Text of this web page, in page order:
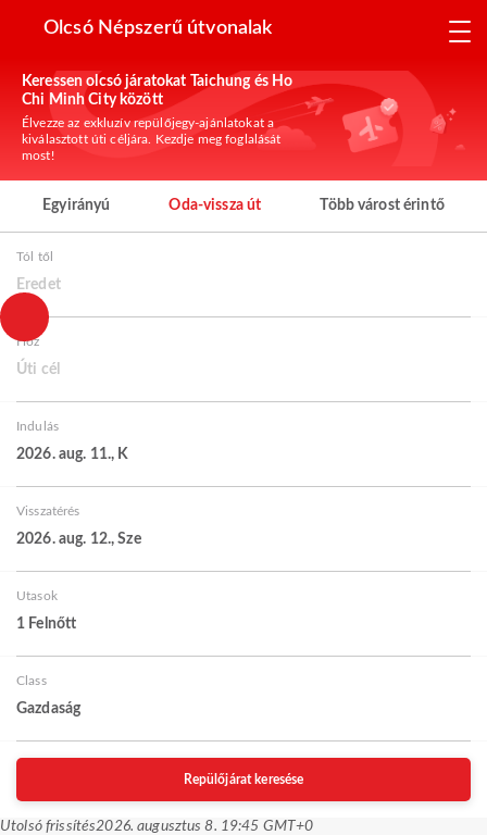
Olcsó Népszerű útvonalak
Keressen olcsó járatokat Taichung és Ho
Chi Minh City között
Élvezze az exkluzív repülőjegy-ajánlatokat a
kiválasztott úti céljára. Kezdje meg foglalását
most!
Egyirányú Oda-vissza út Több várost érintő
Tól től
Eredet
Hoz
Úti cél
Indulás
2026. aug. 11., K
Visszatérés
2026. aug. 12., Sze
Utasok
1 Felnőtt
Class
Gazdaság
Repülőjárat keresése
Utolsó frissítés2026. augusztus 8. 19:45 GMT+0